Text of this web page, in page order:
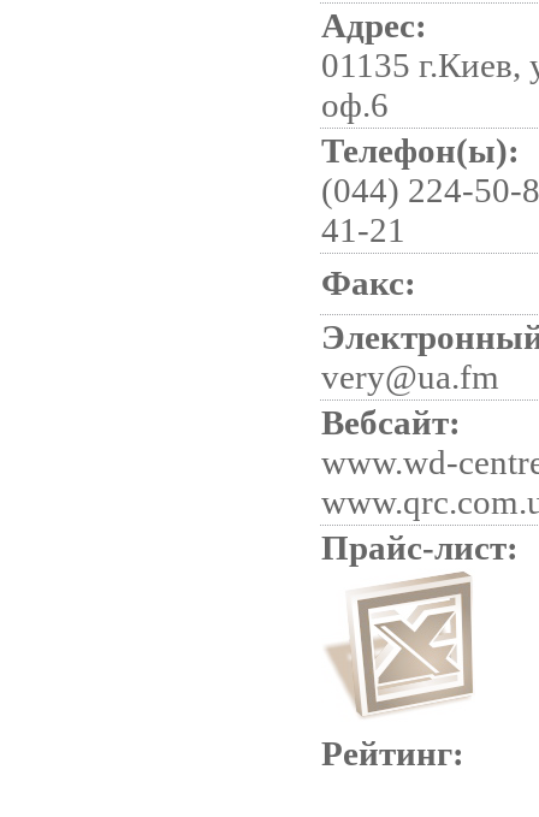
Адрес:
01135 г.Киев,
оф.6
Телефон(ы):
(044) 224-50-
41-21
Факс:
very@ua.fm
Вебсайт:
www.wd-
Прайс-лист:
Рейтинг: